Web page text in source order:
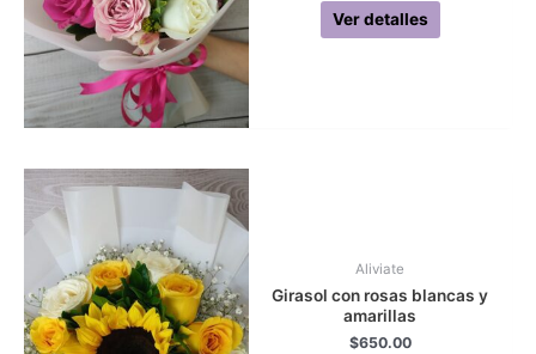
Ver detalles
Aliviate
Girasol con rosas blancas y
amarillas
$650.00